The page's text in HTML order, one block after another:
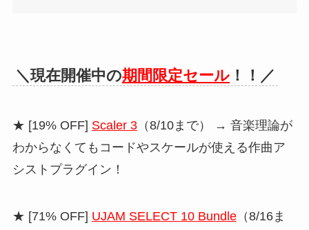
＼現在開催中の期間限定セール！！／
★ [19% OFF] Scaler 3（8/10まで） → 音楽理論が
わからなくてもコードやスケールが使える作曲ア
シストプラグイン！
★ [71% OFF] UJAM SELECT 10 Bundle（8/16ま